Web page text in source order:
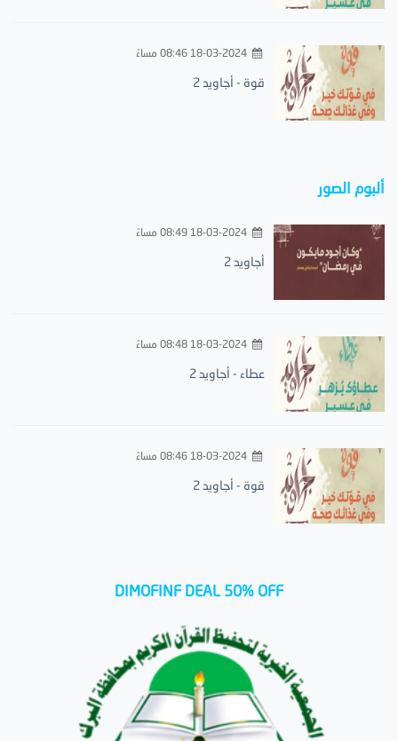
18-03-2024 08:46 مساءً
قوة - أجاويد 2
ألبوم الصور
18-03-2024 08:49 مساءً
أجاويد 2
18-03-2024 08:48 مساءً
عطاء - أجاويد 2
18-03-2024 08:46 مساءً
قوة - أجاويد 2
DIMOFINF DEAL 50% OFF